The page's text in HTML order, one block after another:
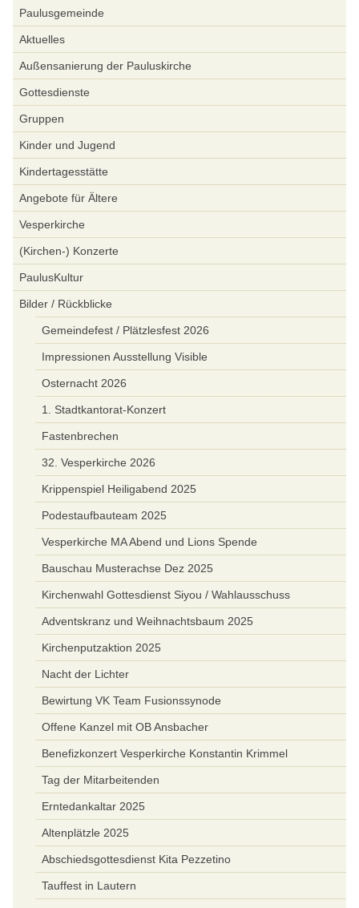
Paulusgemeinde
Aktuelles
Außensanierung der Pauluskirche
Gottesdienste
Gruppen
Kinder und Jugend
Kindertagesstätte
Angebote für Ältere
Vesperkirche
(Kirchen-) Konzerte
PaulusKultur
Bilder / Rückblicke
Gemeindefest / Plätzlesfest 2026
Impressionen Ausstellung Visible
Osternacht 2026
1. Stadtkantorat-Konzert
Fastenbrechen
32. Vesperkirche 2026
Krippenspiel Heiligabend 2025
Podestaufbauteam 2025
Vesperkirche MA Abend und Lions Spende
Bauschau Musterachse Dez 2025
Kirchenwahl Gottesdienst Siyou / Wahlausschuss
Adventskranz und Weihnachtsbaum 2025
Kirchenputzaktion 2025
Nacht der Lichter
Bewirtung VK Team Fusionssynode
Offene Kanzel mit OB Ansbacher
Benefizkonzert Vesperkirche Konstantin Krimmel
Tag der Mitarbeitenden
Erntedankaltar 2025
Altenplätzle 2025
Abschiedsgottesdienst Kita Pezzetino
Tauffest in Lautern